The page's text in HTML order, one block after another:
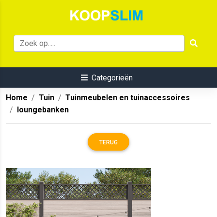
Categorieën
Home Tuin
Tuinmeubelen en tuinaccessoires
loungebanken
TERUG